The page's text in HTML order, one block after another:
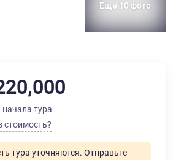
Еще 10 фото
тура
стоимость?
тура уточняются. Отправьте